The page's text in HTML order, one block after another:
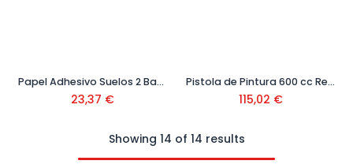
Papel Adhesivo Suelos 2 Bandas Profi 90x50 Ref. 77405
23,37 €
Pistola de Pintura 600 cc Ref. 09000902
115,02 €
Showing 14 of 14 results